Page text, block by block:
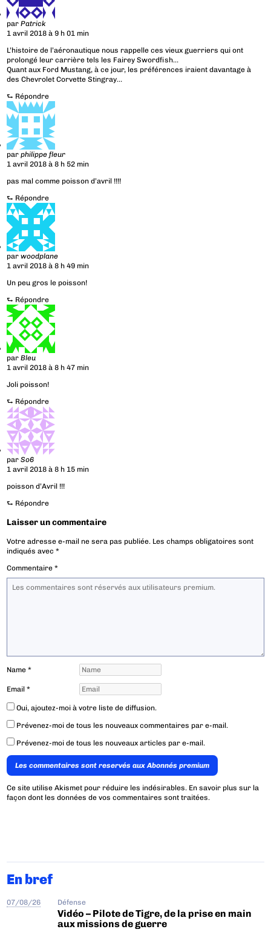
parPatrick
1 avril 2018 à 9 h 01 min
L’histoire de l’aéronautique nous rappelle ces vieux guerriers qui ont
prolongé leur carrière tels les Fairey Swordfish…
Quant aux Ford Mustang, à ce jour, les préférences iraient davantage à
des Chevrolet Corvette Stingray…
⮑ Répondre
parphilippe fleur
1 avril 2018 à 8 h 52 min
pas mal comme poisson d’avril !!!!
⮑ Répondre
parwoodplane
1 avril 2018 à 8 h 49 min
Un peu gros le poisson!
⮑ Répondre
parBleu
1 avril 2018 à 8 h 47 min
Joli poisson!
⮑ Répondre
parSo6
1 avril 2018 à 8 h 15 min
poisson d’Avril !!!
⮑ Répondre
Laisser un commentaire
Votre adresse e-mail ne sera pas publiée. Les champs obligatoires sont
indiqués avec*
Commentaire*
Name*
Email*
Oui, ajoutez-moi à votre liste de diffusion.
Prévenez-moi de tous les nouveaux commentaires par e-mail.
Prévenez-moi de tous les nouveaux articles par e-mail.
Les commentaires sont reservés aux Abonnés premium
Ce site utilise Akismet pour réduire les indésirables. En savoir plus sur la
façon dont les données de vos commentaires sont traitées.
En bref
07/08/26 Défense
Vidéo – Pilote de Tigre, de la prise en main
aux missions de guerre